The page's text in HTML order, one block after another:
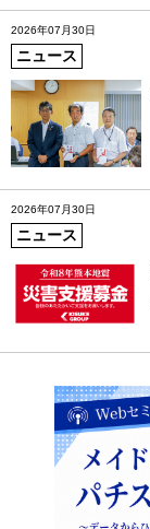
2026年07月30日
ニュース
2026年07月30日
ニュース